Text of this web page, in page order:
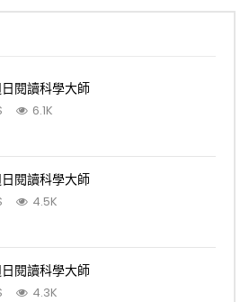
閱讀科學大師
6.1K
閱讀科學大師
4.5K
閱讀科學大師
4.3K